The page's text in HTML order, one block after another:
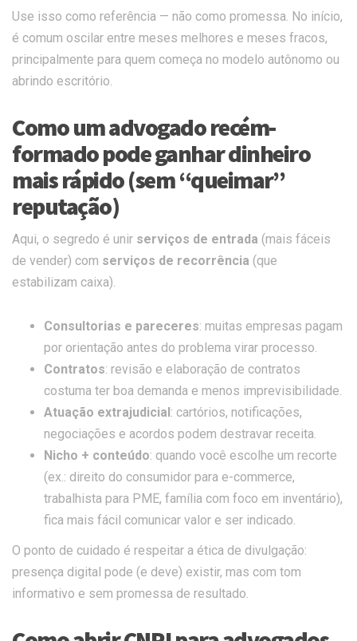
Use isso como referência — não como promessa. No início,
é comum oscilar entre meses melhores e meses fracos,
principalmente para quem começa no modelo autônomo ou
abrindo escritório.
Como um advogado recém-
formado pode ganhar dinheiro
mais rápido (sem “queimar”
reputação)
Aqui, o segredo é unir serviços de entrada (mais fáceis
de vender) com serviços de recorrência (que
estabilizam caixa).
Consultorias e pareceres: muitas empresas pagam
por orientação antes do problema virar processo.
Contratos: revisão e elaboração de contratos
costuma ter boa demanda e menos imprevisibilidade.
Atuação extrajudicial: cartórios, notificações,
negociações e acordos podem destravar receita.
Nicho + conteúdo: quando você escolhe um recorte
(ex.: direito do consumidor para e-commerce,
trabalhista para PME, família com foco em inventário),
fica mais fácil comunicar valor e ser indicado.
O ponto de cuidado é respeitar a ética de divulgação:
presença digital pode (e deve) existir, mas com tom
informativo e sem promessa de resultado.